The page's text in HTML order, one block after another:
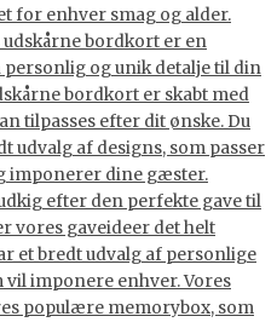
for enhver smag og alder.
bordkort er en
og unik detalje til din
bordkort er skabt med
tilpasses efter dit ønske. Du
udvalg af designs, som passer
imponerer dine gæster.
efter den perfekte gave til
vores gaveideer det helt
et bredt udvalg af personlige
vil imponere enhver. Vores
populære memorybox, som